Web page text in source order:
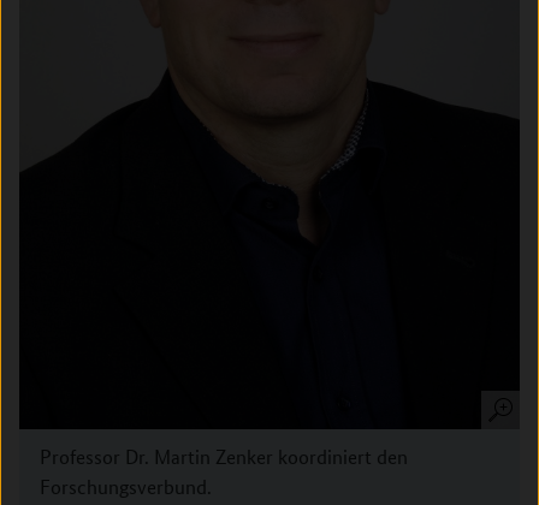
Professor Dr. Martin Zenker koordiniert den
Forschungsverbund.